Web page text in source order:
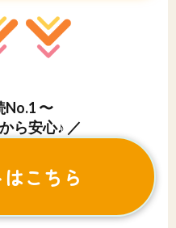
No.1 〜
ら安心♪ ／
こちら